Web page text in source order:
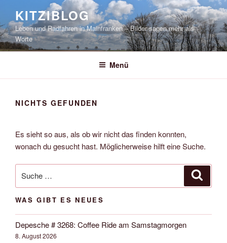
springen
KITZIBLOG
Leben und Radfahren in Mainfranken – Bilder sagen mehr als
Worte
Menü
NICHTS GEFUNDEN
Es sieht so aus, als ob wir nicht das finden konnten,
wonach du gesucht hast. Möglicherweise hilft eine Suche.
nach:
WAS GIBT ES NEUES
Depesche # 3268: Coffee Ride am Samstagmorgen
8. August 2026